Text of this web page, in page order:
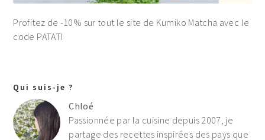
Profitez de -10% sur tout le site de Kumiko Matcha avec le
code PATATI
Qui suis-je ?
Chloé
Passionnée par la cuisine depuis 2007, je
partage des recettes inspirées des pays que